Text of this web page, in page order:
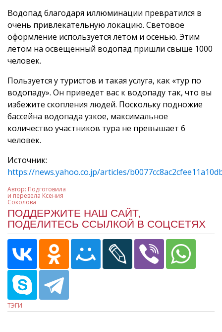
Водопад благодаря иллюминации превратился в
очень привлекательную локацию. Световое
оформление используется летом и осенью. Этим
летом на освещенный водопад пришли свыше 1000
человек.
Пользуется у туристов и такая услуга, как «тур по
водопаду». Он приведет вас к водопаду так, что вы
избежите скопления людей. Поскольку подножие
бассейна водопада узкое, максимальное
количество участников тура не превышает 6
человек.
Источник:
https://news.yahoo.co.jp/articles/
Автор: Подготовила
и перевела Ксения
Соколова
ПОДДЕРЖИТЕ НАШ САЙТ,
ПОДЕЛИТЕСЬ ССЫЛКОЙ В СОЦСЕТЯХ
ТЭГИ